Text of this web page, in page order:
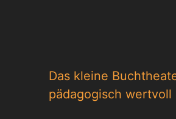
Das kleine
pädagogisch